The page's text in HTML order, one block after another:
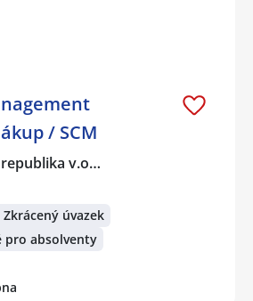
/ SCM
v.o…
úvazek
pro absolventy